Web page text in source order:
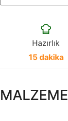
Hazırlık
15 dakika